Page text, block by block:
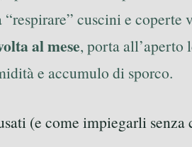
“respirare” cuscini e
al mese, porta all’aperto
e accumulo di sporco.
(e come impiegarli